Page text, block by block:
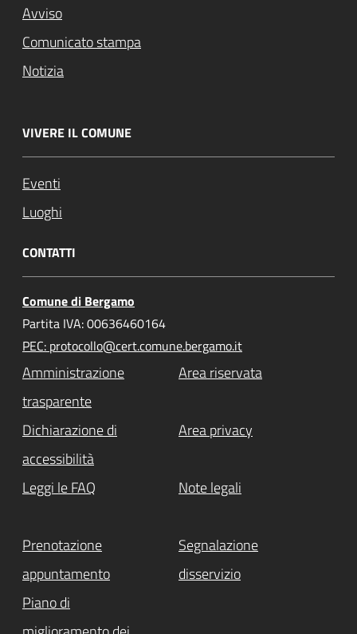
Avviso
Comunicato stampa
Notizia
VIVERE IL COMUNE
Eventi
Luoghi
CONTATTI
Comune di Bergamo
Partita IVA: 00636460164
PEC: protocollo@cert.comune.bergamo.it
Amministrazione
trasparente
Area riservata
Dichiarazione di
accessibilità
Area privacy
Leggi le FAQ Note legali
Prenotazione
appuntamento
Segnalazione
disservizio
Piano di